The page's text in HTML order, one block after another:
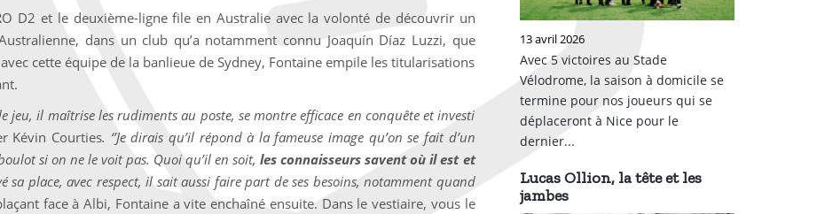
D2 et le deuxième-ligne file en Australie avec la volonté de découvrir un
dans un club qu’a notamment connu Joaquín Díaz Luzzi, que
cette équipe de la banlieue de Sydney, Fontaine empile les titularisations
jeu, il maîtrise les rudiments au poste, se montre efficace en conquête et investi
Kévin Courties. ‘’Je dirais qu’il répond à la fameuse image qu’on se fait d’un
si on ne le voit pas. Quoi qu’il en soit, les connaisseurs savent où il est et
sa place, avec respect, il sait aussi faire part de ses besoins, notamment quand
face à Albi, Fontaine a vite enchaîné ensuite. Dans le vestiaire, vous le
13 avril 2026
Avec 5 victoires au Stade
Vélodrome, la saison à domicile se
termine pour nos joueurs qui se
déplaceront à Nice pour le
dernier...
Lucas Ollion, la tête et les
jambes